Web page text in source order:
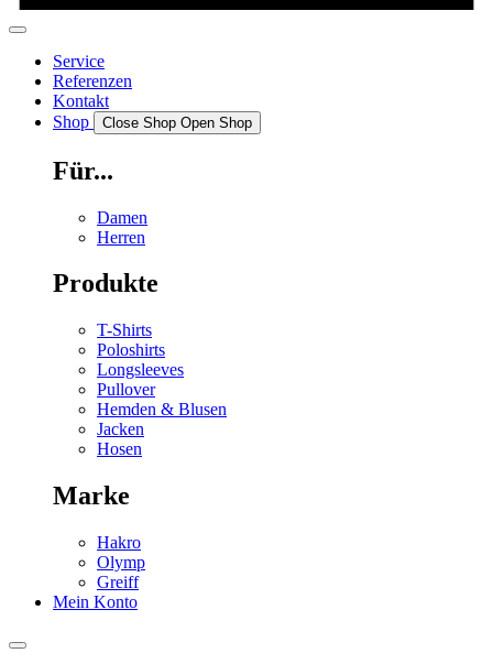
Service
Referenzen
Kontakt
Shop
Close Shop Open Shop
Für...
Damen
Herren
Produkte
T-Shirts
Poloshirts
Longsleeves
Pullover
Hemden & Blusen
Jacken
Hosen
Marke
Hakro
Olymp
Greiff
Mein Konto